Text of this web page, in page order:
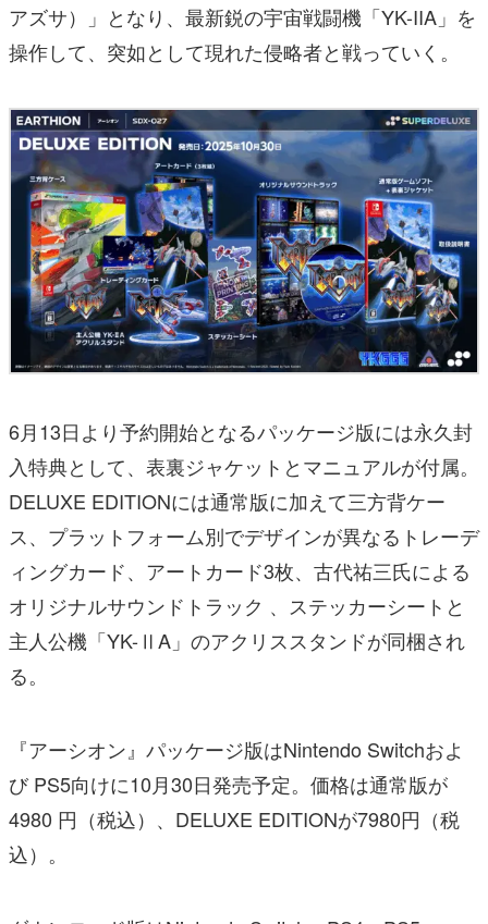
アズサ）」となり、最新鋭の宇宙戦闘機「YK-IIA」を
操作して、突如として現れた侵略者と戦っていく。
6月13日より予約開始となるパッケージ版には永久封
入特典として、表裏ジャケットとマニュアルが付属。
DELUXE EDITIONには通常版に加えて三方背ケー
ス、プラットフォーム別でデザインが異なるトレーデ
ィングカード、アートカード3枚、古代祐三氏による
オリジナルサウンドトラック 、ステッカーシートと
主人公機「YK-ⅡA」のアクリススタンドが同梱され
る。
『アーシオン』パッケージ版はNintendo Switchおよ
び PS5向けに10月30日発売予定。価格は通常版が
4980 円（税込）、DELUXE EDITIONが7980円（税
込）。